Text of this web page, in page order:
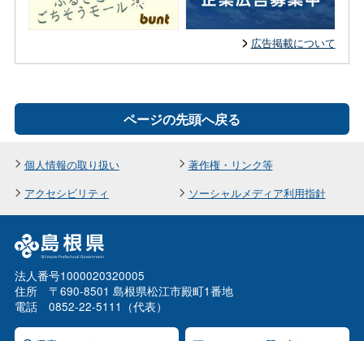
広告掲載について
ページの先頭へ戻る
個人情報の取り扱い
著作権・リンク等
アクセシビリティ
ソーシャルメディア利用指針
法人番号1000020320005
住所 〒690-8501 島根県松江市殿町1番地
電話 0852-22-5111（代表）